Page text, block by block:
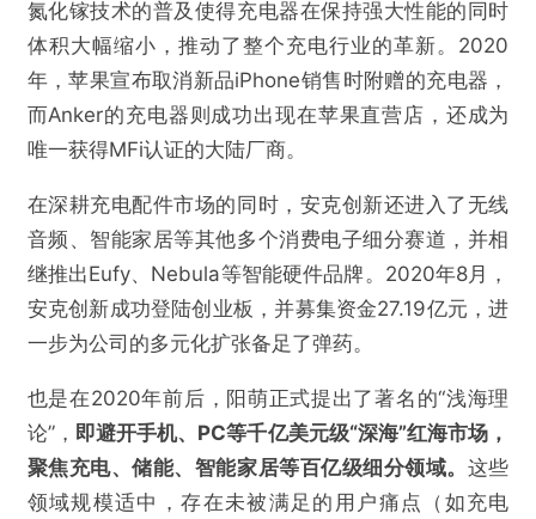
提交
氮化镓技术的普及使得充电器在保持强大性能的同时
体积大幅缩小，推动了整个充电行业的革新。2020
年，苹果宣布取消新品iPhone销售时附赠的充电器，
而Anker的充电器则成功出现在苹果直营店，还成为
唯一获得MFi认证的大陆厂商。
在深耕充电配件市场的同时，安克创新还进入了无线
音频、智能家居等其他多个消费电子细分赛道，并相
继推出Eufy、Nebula等智能硬件品牌。2020年8月，
安克创新成功登陆创业板，并募集资金27.19亿元，进
一步为公司的多元化扩张备足了弹药。
也是在2020年前后，阳萌正式提出了著名的“浅海理
论”， 即避开手机、PC等千亿美元级“深海”红海市场，
聚焦充电、储能、智能家居等百亿级细分领域。 这些
领域规模适中，存在未被满足的用户痛点（如充电